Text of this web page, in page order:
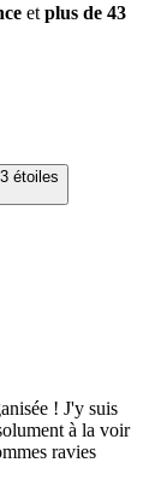
et plus de 43
étoiles
! J'y suis
à la voir
ravies